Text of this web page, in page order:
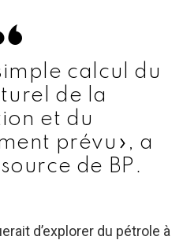
calcul du
de la
et du
prévu», a
de BP.
d’explorer du pétrole à